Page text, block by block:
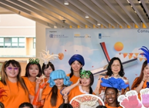
【港商時評】窮盡辦法爭取公屋「三
歐足聯：抵制國際足聯賽事立場不變
相約深圳，見證奇蹟